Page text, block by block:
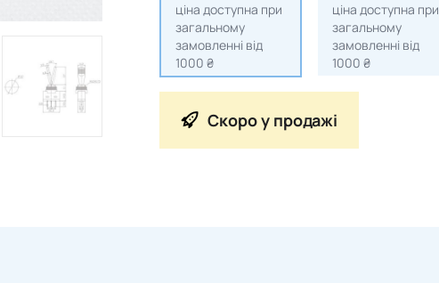
ціна доступна при
загальному
замовленні від
1000 ₴
ціна доступна при
загальному
замовленні від
1000 ₴
Скоро у продажі